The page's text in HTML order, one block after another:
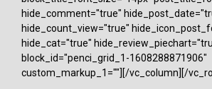
hide_comment="true"
hide_count_view="true"
hide_cat="true"
block_id="penci_grid_1-1608288871906"
custom_markup_1=""][/vc_column][/